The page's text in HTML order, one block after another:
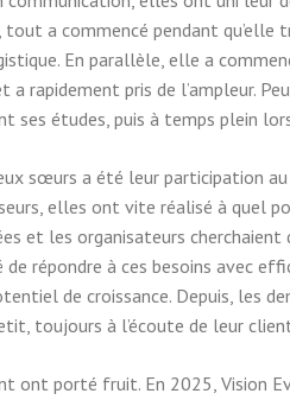
tout a commencé pendant
En parallèle, elle a
rapidement pris de l’ampleur.
ses études, puis à temps plein
sœurs a été leur participation
elles ont vite réalisé à quel
et les organisateurs
répondre à ces besoins avec
de croissance. Depuis, les
toujours à l’écoute de leur
ont porté fruit. En 2025, Vision